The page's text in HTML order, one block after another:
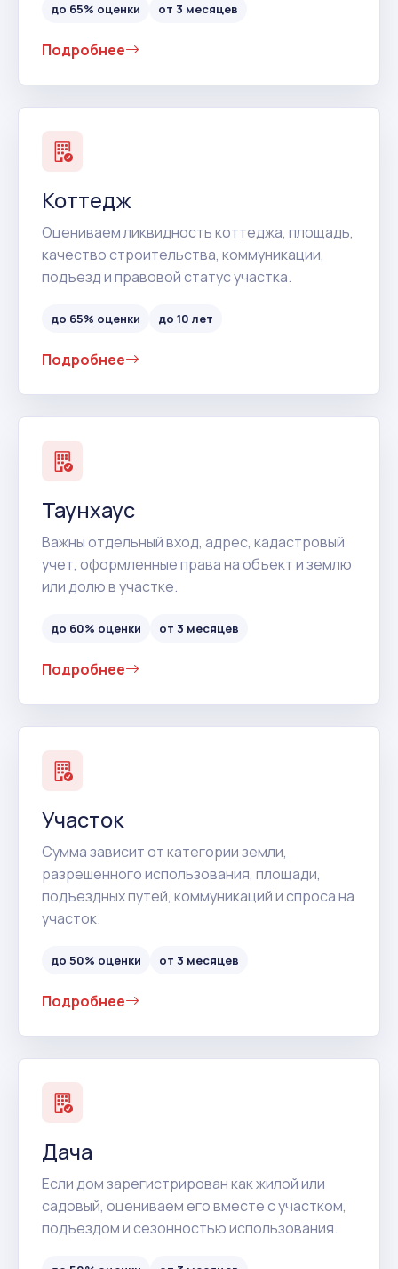
до 65% оценки от 3 месяцев
Подробнее
Коттедж
Оцениваем ликвидность коттеджа, площадь,
качество строительства, коммуникации,
подъезд и правовой статус участка.
до 65% оценки до 10 лет
Подробнее
Таунхаус
Важны отдельный вход, адрес, кадастровый
учет, оформленные права на объект и землю
или долю в участке.
до 60% оценки от 3 месяцев
Подробнее
Участок
Сумма зависит от категории земли,
разрешенного использования, площади,
подъездных путей, коммуникаций и спроса на
участок.
до 50% оценки от 3 месяцев
Подробнее
Дача
Если дом зарегистрирован как жилой или
садовый, оцениваем его вместе с участком,
подъездом и сезонностью использования.